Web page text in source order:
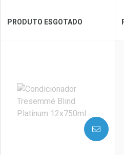
Ver Desconto Convênio
PRODUTO ESGOTADO
Laboratório
Por Menos
AVISE-ME